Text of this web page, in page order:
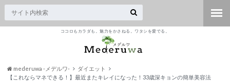
ココロもカラダも。魅力をかさねる。ワタシを愛でる。
mederuwa -メデルワ-
ダイエット
【これならマネできる！】最近またキレイになった！33歳深キョンの簡単美容法